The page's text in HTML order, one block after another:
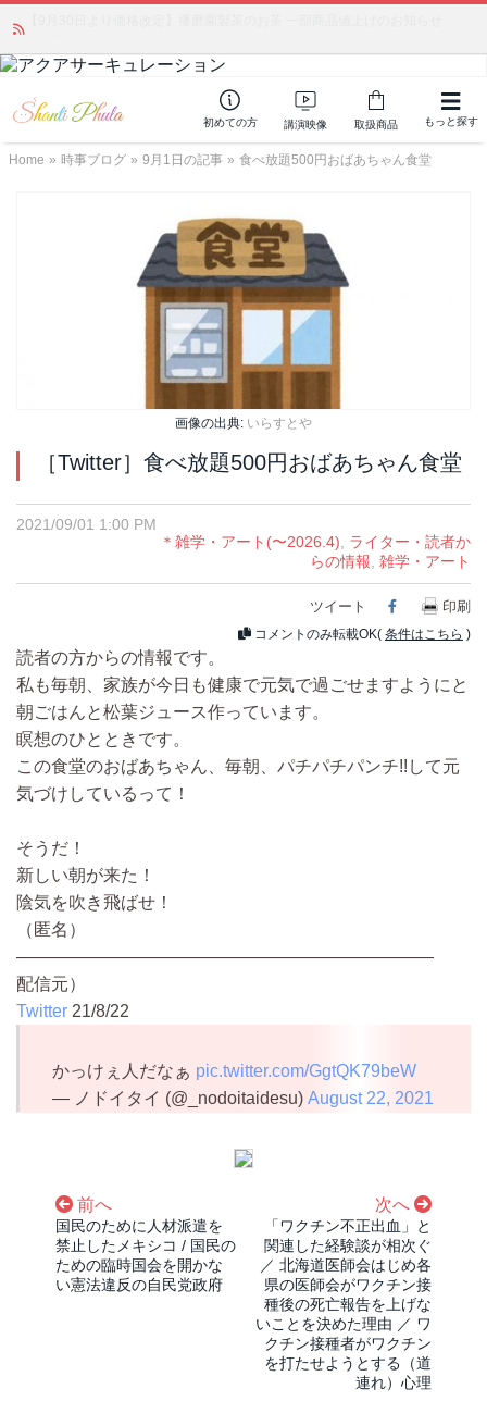
初めての方 講演映像 取扱商品 もっと探す
Home » 時事ブログ » 9月1日の記事 » 食べ放題500円おばあちゃん食堂
画像の出典: いらすとや
［Twitter］食べ放題500円おばあちゃん食堂
2021/09/01 1:00 PM
＊雑学・アート(〜2026.4), ライター・読者か
らの情報, 雑学・アート
ツイート Facebook
印刷
コメントのみ転載OK( 条件はこちら )
読者の方からの情報です。
私も毎朝、家族が今日も健康で元気で過ごせますようにと
朝ごはんと松葉ジュース作っています。
瞑想のひとときです。
この食堂のおばあちゃん、毎朝、パチパチパンチ!!して元
気づけしているって！
そうだ！
新しい朝が来た！
陰気を吹き飛ばせ！
（匿名）
————————————————————————
配信元）
Twitter 21/8/22
かっけぇ人だなぁ pic.twitter.com/GgtQK79beW
— ノドイタイ (@_nodoitaidesu) August 22, 2021
前へ
国民のために人材派遣を
禁止したメキシコ / 国民の
ための臨時国会を開かな
い憲法違反の自民党政府
次へ
「ワクチン不正出血」と
関連した経験談が相次ぐ
／ 北海道医師会はじめ各
県の医師会がワクチン接
種後の死亡報告を上げな
いことを決めた理由 ／ ワ
クチン接種者がワクチン
を打たせようとする（道
連れ）心理